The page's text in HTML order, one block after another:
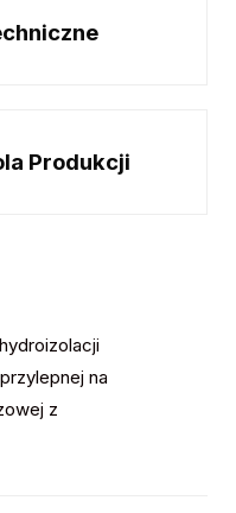
Produkcji
na
z